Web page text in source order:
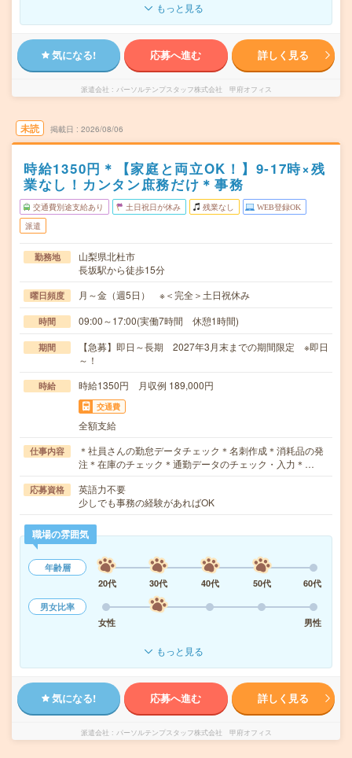
もっと見る
気になる! 応募へ進む 詳しく見る
派遣会社 パーソルテンプスタッフ株式会社 甲府オフィス
未読 掲載日 2026/08/06
時給1350円＊【家庭と両立OK！】9‐17時×残
業なし！カンタン庶務だけ＊事務
交通費別途支給あり 土日祝日が休み 残業なし WEB登録OK
派遣
勤務地
山梨県北杜市
長坂駅から徒歩15分
曜日頻度 月～金（週5日） ※＜完全＞土日祝休み
時間 09:00～17:00(実働7時間 休憩1時間)
期間
【急募】即日～長期 2027年3月末までの期間限定 ※即日
～！
時給 時給1350円 月収例 189,000円
交通費
全額支給
仕事内容
＊社員さんの勤怠データチェック＊名刺作成＊消耗品の発
注＊在庫のチェック＊通勤データのチェック・入力＊…
応募資格
英語力不要
少しでも事務の経験があればOK
職場の雰囲気
年齢層
20代
30代 40代 50代
60代
男女比率
女性
男性
もっと見る
気になる! 応募へ進む 詳しく見る
派遣会社 パーソルテンプスタッフ株式会社 甲府オフィス